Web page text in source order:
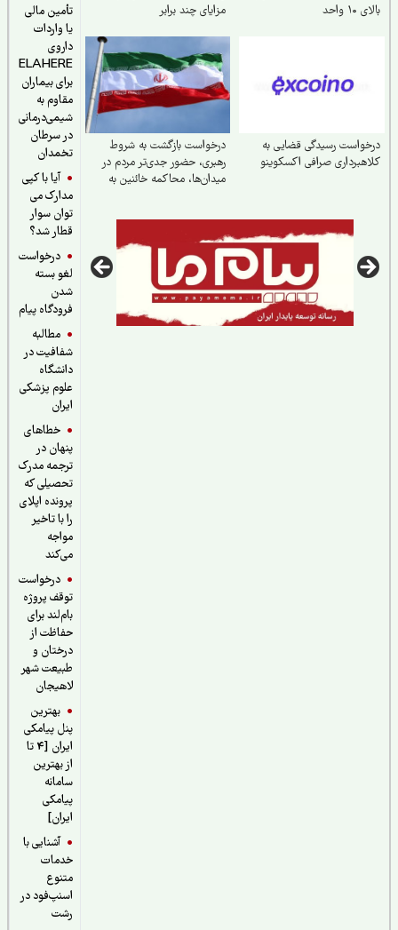
تأمین مالی
یا واردات
داروی
ELAHERE
برای بیماران
مقاوم به
شیمی‌درمانی
در سرطان
تخمدان
آیا با کپی
مدارک می
توان سوار
قطار شد؟
درخواست
لغو بسته
فرودگاه پیام
مطالبه
شفافیت در
دانشگاه
علوم پزشکی
خطاهای
پنهان در
ترجمه مدرک
تحصیلی که
پرونده اپلای
را با تاخیر
درخواست
توقف پروژه
بام‌لند برای
حفاظت از
درختان و
طبیعت شهر
لاهیجان
بهترین
پنل پیامکی
ایران [4 تا
از بهترین
سامانه
پیامکی
آشنایی با
خدمات
اسنپ‌فود در
مزایای چند برابر
رسیدگی قضایی به
صرافی اکسکوینو
درخواست بازگشت به شروط
رهبری، حضور جدی‌تر مردم در
میدان‌ها، محاکمه خائنین به